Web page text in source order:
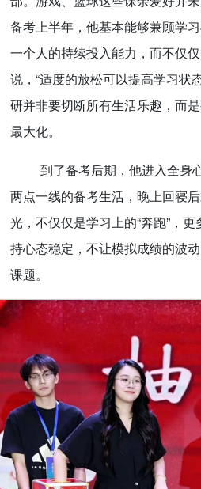
备考上半年，他基本能够兼顾学
一个人的持续投入能力，而不仅
说，“适度的放松可以提高学习状
研并非要切断所有生活乐趣，而
最大化。
到了备考后期，他进入全身
两点一线的备考生活，晚上回寝
光，不仅仅是学习上的“奔跑”，
持心态稳定，不让模拟成绩的波
课题。